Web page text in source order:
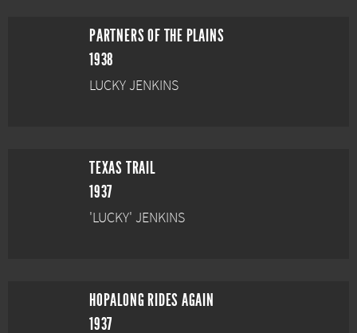
PARTNERS OF THE PLAINS
1938
LUCKY JENKINS
TEXAS TRAIL
1937
'LUCKY' JENKINS
HOPALONG RIDES AGAIN
1937